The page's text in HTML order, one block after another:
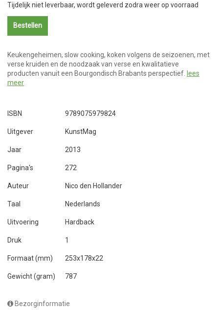
Tijdelijk niet leverbaar, wordt geleverd zodra weer op voorraad
Bestellen
Keukengeheimen, slow cooking, koken volgens de seizoenen, met
verse kruiden en de noodzaak van verse en kwalitatieve
producten vanuit een Bourgondisch Brabants perspectief. lees
meer
ISBN 9789075979824
Uitgever KunstMag
Jaar 2013
Pagina's 272
Auteur Nico den Hollander
Taal Nederlands
Uitvoering Hardback
Druk 1
Formaat (mm) 253x178x22
Gewicht (gram) 787
Bezorginformatie